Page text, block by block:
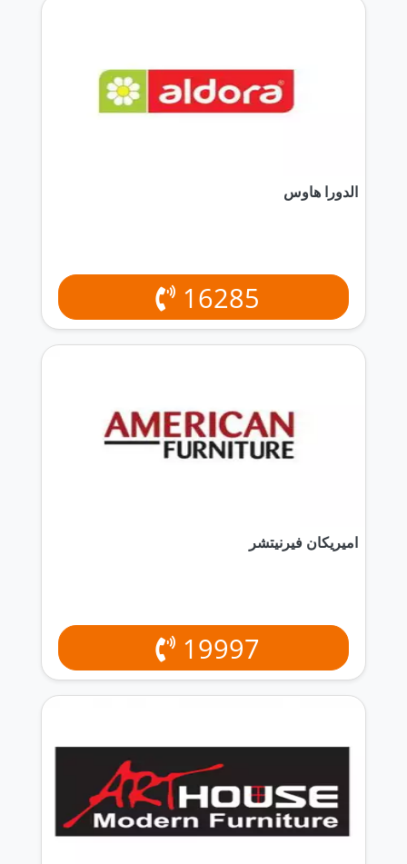
الدورا هاوس
16285
اميريكان فيرنيتشر
19997